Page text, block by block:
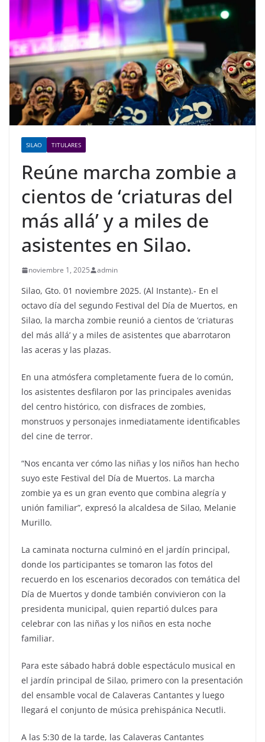
SILAO TITULARES
Reúne marcha zombie a
cientos de ‘criaturas del
más allá’ y a miles de
asistentes en Silao.
noviembre 1, 2025 admin
Silao, Gto. 01 noviembre 2025. (Al Instante).- En el
octavo día del segundo Festival del Día de Muertos, en
Silao, la marcha zombie reunió a cientos de ‘criaturas
del más allá’ y a miles de asistentes que abarrotaron
las aceras y las plazas.
En una atmósfera completamente fuera de lo común,
los asistentes desfilaron por las principales avenidas
del centro histórico, con disfraces de zombies,
monstruos y personajes inmediatamente identificables
del cine de terror.
“Nos encanta ver cómo las niñas y los niños han hecho
suyo este Festival del Día de Muertos. La marcha
zombie ya es un gran evento que combina alegría y
unión familiar”, expresó la alcaldesa de Silao, Melanie
Murillo.
La caminata nocturna culminó en el jardín principal,
donde los participantes se tomaron las fotos del
recuerdo en los escenarios decorados con temática del
Día de Muertos y donde también convivieron con la
presidenta municipal, quien repartió dulces para
celebrar con las niñas y los niños en esta noche
familiar.
Para este sábado habrá doble espectáculo musical en
el jardín principal de Silao, primero con la presentación
del ensamble vocal de Calaveras Cantantes y luego
llegará el conjunto de música prehispánica Necutli.
A las 5:30 de la tarde, las Calaveras Cantantes